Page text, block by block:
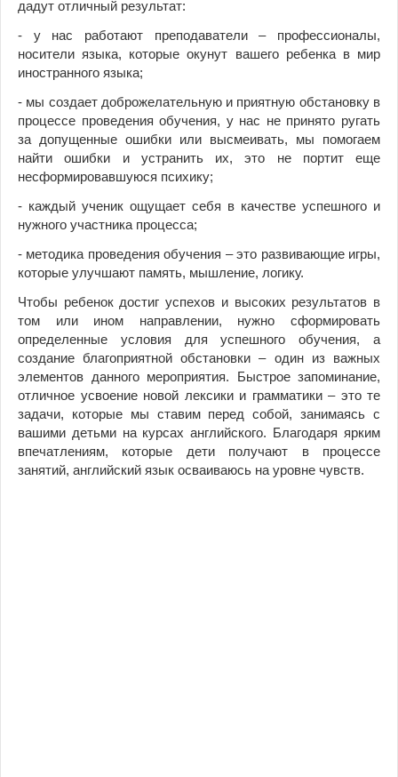
дадут отличный результат:
- у нас работают преподаватели – профессионалы,
носители языка, которые окунут вашего ребенка в мир
иностранного языка;
- мы создает доброжелательную и приятную обстановку в
процессе проведения обучения, у нас не принято ругать
за допущенные ошибки или высмеивать, мы помогаем
найти ошибки и устранить их, это не портит еще
несформировавшуюся психику;
- каждый ученик ощущает себя в качестве успешного и
нужного участника процесса;
- методика проведения обучения – это развивающие игры,
которые улучшают память, мышление, логику.
Чтобы ребенок достиг успехов и высоких результатов в
том или ином направлении, нужно сформировать
определенные условия для успешного обучения, а
создание благоприятной обстановки – один из важных
элементов данного мероприятия. Быстрое запоминание,
отличное усвоение новой лексики и грамматики – это те
задачи, которые мы ставим перед собой, занимаясь с
вашими детьми на курсах английского. Благодаря ярким
впечатлениям, которые дети получают в процессе
занятий, английский язык осваиваюсь на уровне чувств.